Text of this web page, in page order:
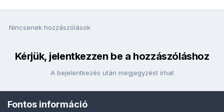
Nincsenek hozzászólások
Kérjük, jelentkezzen be a hozzászóláshoz
A bejelentkezés után megjegyzést írhat
Fontos információ